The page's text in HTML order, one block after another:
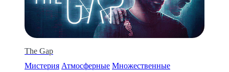
The Gap
Мистерия Атмосферные Множественные